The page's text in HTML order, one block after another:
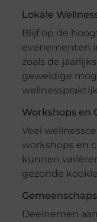
Lokale
Blijf op de
evenementen
zoals de
geweldige
Workshops en
Veel
workshops en
kunnen
gezonde
Deelnemen